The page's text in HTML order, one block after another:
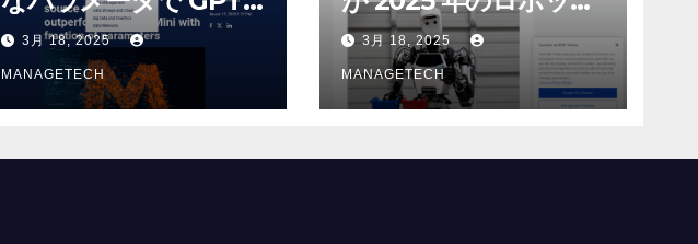
4o Mini を上回る新し
いオープンソース モ
デルをリリース |
VentureBeat
3月 18, 2025
MANAGETECH
のトップトレンドに |
ASSEMBLY
3月 18, 2025
MANAGETECH